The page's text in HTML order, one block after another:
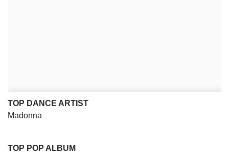
TOP DANCE ARTIST
Madonna
TOP POP ALBUM